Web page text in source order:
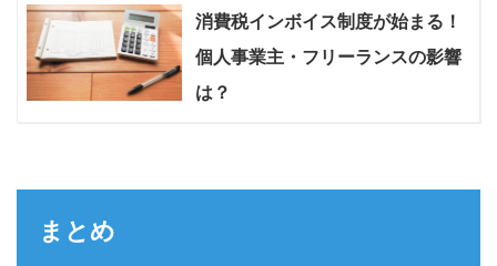
消費税インボイス制度が始まる！
個人事業主・フリーランスの影響
は？
まとめ